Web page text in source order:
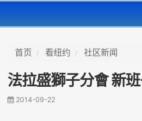
首页 看纽约 社区新闻
法拉盛獅子分會 新
2014-09-22